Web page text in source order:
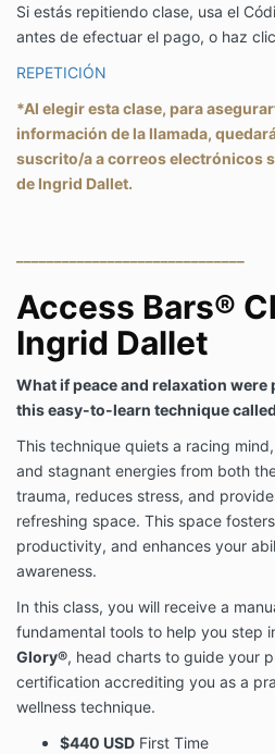
Si estás repitiendo clase, usa el
antes de efectuar el pago, o haz
REPETICIÓN
*Al elegir esta clase, para
información de la llamada,
suscrito/a a correos electrónicos
de Ingrid Dallet.
Access Bars®
Ingrid Dallet
What if peace and relaxation
this easy-to-learn technique
This technique quiets a racing
and stagnant energies from both
trauma, reduces stress, and
refreshing space. This space
productivity, and enhances your
awareness.
In this class, you will receive a
fundamental tools to help you step
Glory®, head charts to guide your
certification accrediting you as a
wellness technique.
$440 USD First Time